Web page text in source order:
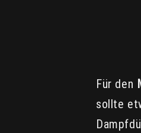
Für den
sollte